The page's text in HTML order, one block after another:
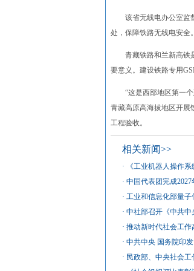
该省无线电办公室监督
处，保障铁路无线电安全
青藏铁路和兰新高铁是
要意义。建设铁路专用
“这是西部地区第一个
青藏高原高海拔地区开展
工程验收。
相关新闻>>
· 《工业机器人操作
· 中国代表团完成
· 工业和信息化部量
· 中社部召开《中共
· 推动新时代社会工作
· 中共中央 国务院印
· 民政部、中央社会